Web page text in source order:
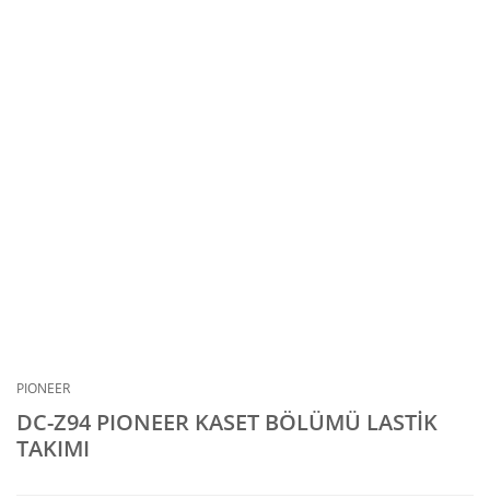
PIONEER
DC-Z94 PIONEER KASET BÖLÜMÜ LASTİK
TAKIMI